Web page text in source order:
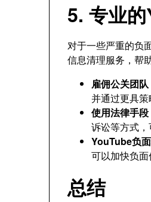
5. 专业
对于一些严重的负
信息清理服务，帮
雇佣公关团队
并通过更具策
使用法律手段
诉讼等方式，
YouTube负
可以加快负面
总结